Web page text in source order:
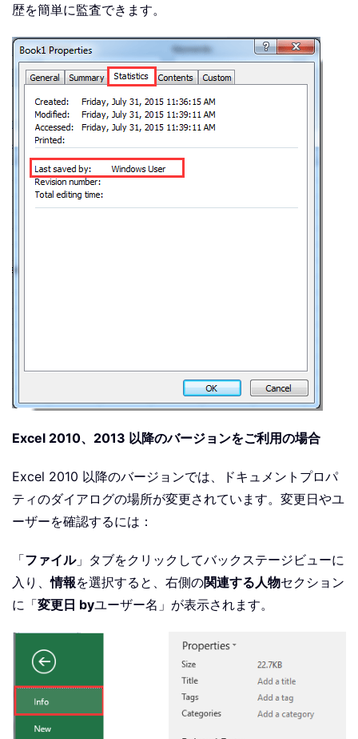
歴を簡単に監査できます。
Excel 2010、2013 以降のバージョンをご利用の場合
Excel 2010 以降のバージョンでは、ドキュメントプロパ
ティのダイアログの場所が変更されています。変更日やユ
ーザーを確認するには：
「ファイル」タブをクリックしてバックステージビューに
入り、情報を選択すると、右側の関連する人物セクション
に「変更日 byユーザー名」が表示されます。